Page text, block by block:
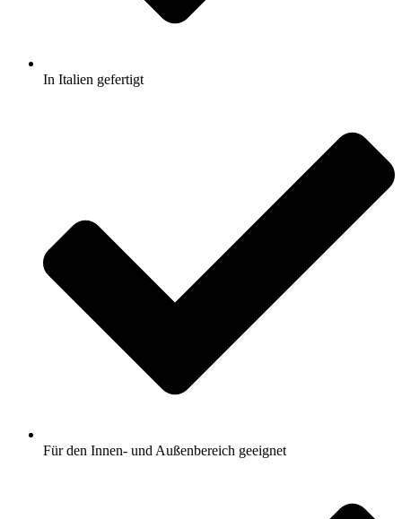
In Italien gefertigt
Für den Innen- und Außenbereich geeignet